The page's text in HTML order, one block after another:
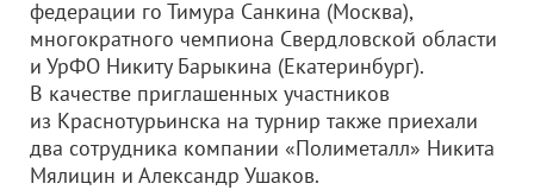
федерации го Тимура Санкина (Москва),
многократного чемпиона Свердловской области
и УрФО Никиту Барыкина (Екатеринбург).
В качестве приглашенных участников
из Краснотурьинска на турнир также приехали
два сотрудника компании «Полиметалл» Никита
Мялицин и Александр Ушаков.